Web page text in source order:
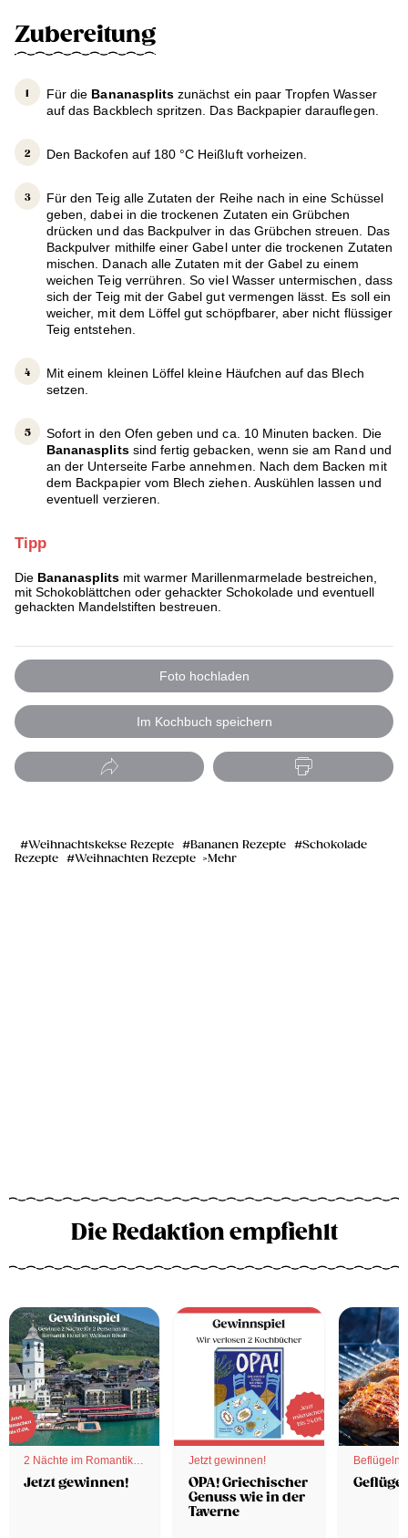
Zubereitung
Für die Bananasplitszunächst ein paar Tropfen Wasser
auf das Backblech spritzen. Das Backpapier darauflegen.
Den Backofen auf 180 °C Heißluft vorheizen.
Für den Teig alle Zutaten der Reihe nach in eine Schüssel
geben, dabei in die trockenen Zutaten ein Grübchen
drücken und das Backpulver in das Grübchen streuen. Das
Backpulver mithilfe einer Gabel unter die trockenen Zutaten
mischen. Danach alle Zutaten mit der Gabel zu einem
weichen Teig verrühren. So viel Wasser untermischen, dass
sich der Teig mit der Gabel gut vermengen lässt. Es soll ein
weicher, mit dem Löffel gut schöpfbarer, aber nicht flüssiger
Teig entstehen.
Mit einem kleinen Löffel kleine Häufchen auf das Blech
setzen.
Sofort in den Ofen geben und ca. 10 Minuten backen. Die
Bananasplitssind fertig gebacken, wenn sie am Rand und
an der Unterseite Farbe annehmen. Nach dem Backen mit
dem Backpapier vom Blech ziehen. Auskühlen lassen und
eventuell verzieren.
Tipp
Die Bananasplits mit warmer Marillenmarmelade bestreichen,
mit Schokoblättchen oder gehackter Schokolade und eventuell
gehackten Mandelstiften bestreuen.
Foto hochladen
Im Kochbuch speichern
Weihnachtskekse Rezepte Bananen Rezepte
Schokolade
Rezepte
Weihnachten Rezepte Mehr
Die Redaktion empfiehlt
2 Nächte im Romantik
Hotel
Jetzt gewinnen!
Jetzt gewinnen!
OPA! Griechischer
Genuss wie in der
Taverne